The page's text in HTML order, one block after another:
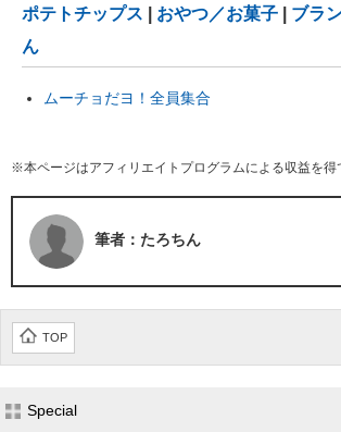
ポテトチップス おやつ／お菓子 ブラ
ん
ムーチョだヨ！全員集合
※本ページはアフィリエイトプログラムによる収益を得
筆者：たろちん
TOP
Special